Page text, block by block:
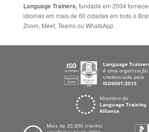
Alameda Vicente Pinzon, 173 - 4º andar, Vila
Paulo/SP CEP 04547-130
Language Trainers,fundada em 2004